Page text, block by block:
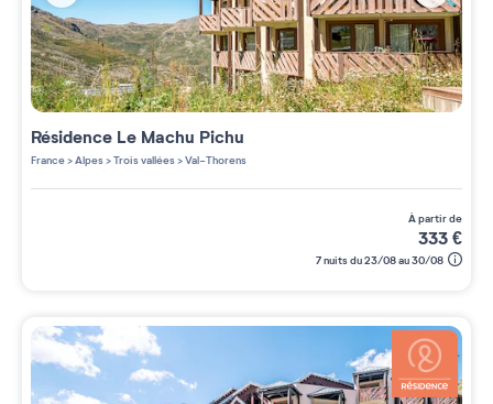
Résidence Le Machu Pichu
France>Alpes>Trois vallées>Val-Thorens
à partir de
333€
7 nuits du 23/08 au 30/08